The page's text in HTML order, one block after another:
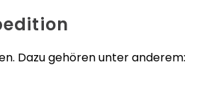
Dazu gehören unter anderem: